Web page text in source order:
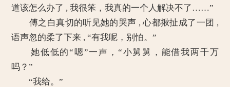
道该怎么办了 , 我很笨，我真的一个人解决不了……”
傅之白真切的听见她的哭声 , 心都揪扯成了一团 ,
语声忽的柔了下来 , “有我呢，别怕。”
她低低的“嗯”一声，“小舅舅，能借我两千万
吗？”
“我给。”